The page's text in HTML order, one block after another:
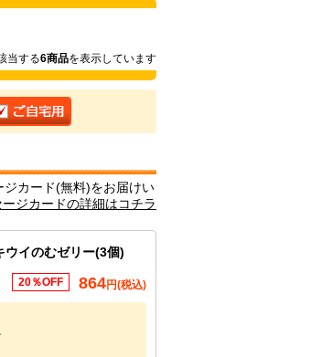
当する6商品を表示しています
カード(無料)をお届けい
ージカードの詳細はコチラ
イのむゼリー(3個)
20％OFF 864円(税込)